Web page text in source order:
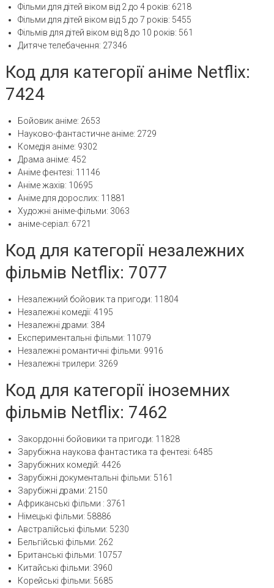
Фільми для дітей віком від 2 до 4 років: 6218
Фільми для дітей віком від 5 до 7 років: 5455
Фільмів для дітей віком від 8 до 10 років: 561
Дитяче телебачення: 27346
Код для категорії аніме Netflix:
7424
Бойовик аніме: 2653
Науково-фантастичне аніме: 2729
Комедія аніме: 9302
Драма аніме: 452
Аніме фентезі: 11146
Аніме жахів: 10695
Аніме для дорослих: 11881
Художні аніме-фільми: 3063
аніме-серіал: 6721
Код для категорії незалежних
фільмів Netflix: 7077
Незалежний бойовик та пригоди: 11804
Незалежні комедії: 4195
Незалежні драми: 384
Експериментальні фільми: 11079
Незалежні романтичні фільми: 9916
Незалежні трилери: 3269
Код для категорії іноземних
фільмів Netflix: 7462
Закордонні бойовики та пригоди: 11828
Зарубіжна наукова фантастика та фентезі: 6485
Зарубіжних комедій: 4426
Зарубіжні документальні фільми: 5161
Зарубіжні драми: 2150
Африканські фільми : 3761
Німецькі фільми: 58886
Австралійські фільми: 5230
Бельгійські фільми: 262
Британські фільми: 10757
Китайські фільми: 3960
Корейські фільми: 5685